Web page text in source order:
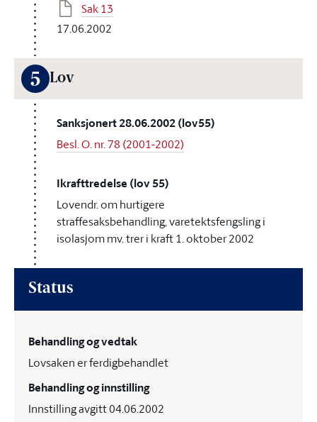
Sak 13
17.06.2002
5 Lov
Sanksjonert 28.06.2002 (lov55)
Besl. O. nr. 78 (2001-2002)
Ikrafttredelse (lov 55)
Lovendr. om hurtigere
straffesaksbehandling, varetektsfengsling i
isolasjom mv. trer i kraft 1. oktober 2002
Status
Behandling og vedtak
Lovsaken er ferdigbehandlet
Behandling og innstilling
Innstilling avgitt 04.06.2002